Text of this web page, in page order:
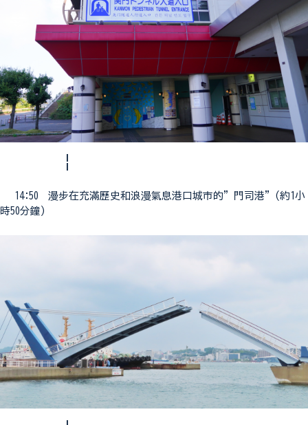
¦
14:50 漫步在充滿歷史和浪漫氣息港口城市的”門司港”(約1小
時50分鐘)